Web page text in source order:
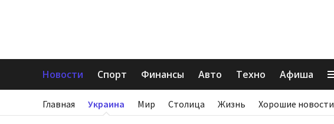
Новости Спорт Финансы Авто Техно Афиша
Главная Украина Мир Столица Жизнь Хорошие новости